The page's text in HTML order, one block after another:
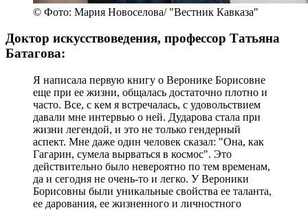
© Фото: Мария Новоселова/ "Вестник Кавказа"
Доктор искусствоведения, профессор Татьяна
Батагова:
Я написала первую книгу о Веронике Борисовне
еще при ее жизни, общалась достаточно плотно и
часто. Все, с кем я встречалась, с удовольствием
давали мне интервью о ней. Дударова стала при
жизни легендой, и это не только гендерный
аспект. Мне даже один человек сказал: "Она, как
Гагарин, сумела вырваться в космос". Это
действительно было невероятно по тем временам,
да и сегодня не очень-то и легко. У Вероники
Борисовны были уникальные свойства ее таланта,
ее дарования, ее жизненного и личностного